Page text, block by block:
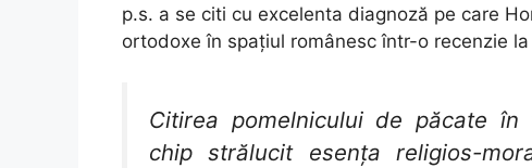
p.s. a se citi cu excelenta diagnoză pe care
ortodoxe în spațiul românesc într-o recenzie
Citirea pomelnicului de păcate
chip strălucit esența religios-